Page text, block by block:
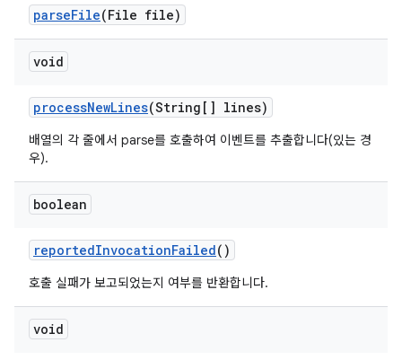
parseFile(File file)
void
processNewLines(String[] lines)
배열의 각 줄에서 parse를 호출하여 이벤트를 추출합니다(있는 경
우).
boolean
reportedInvocationFailed()
호출 실패가 보고되었는지 여부를 반환합니다.
void